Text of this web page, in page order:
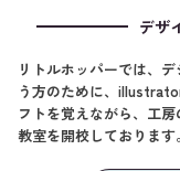
デザ
リトルホッパーでは、
う方のために、
フトを覚えながら、工
教室を開校しております。